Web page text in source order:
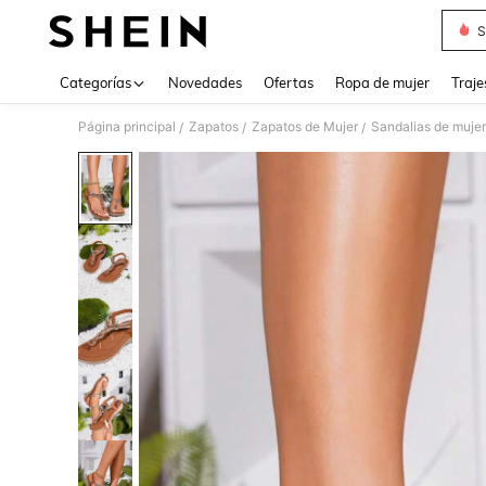
Categorías Novedades Ofertas Ropa de mujer
Página principal / Zapatos / Zapatos de Mujer / Sandalias de mujer